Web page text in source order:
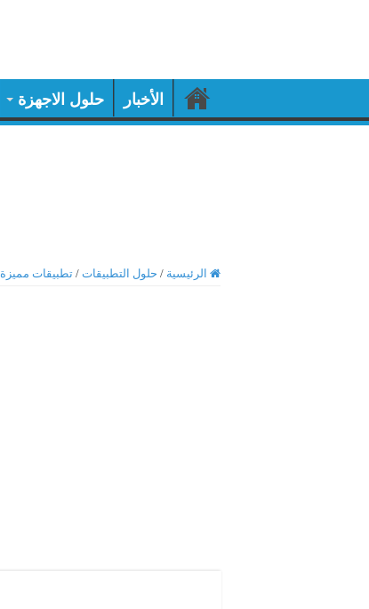
الأخبار حلول الاجهزة
الرئيسية / حلول التطبيقات / تطبيقات مميزة